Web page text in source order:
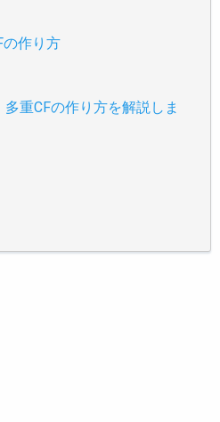
の作り方
多重CFの作り方を解説しま